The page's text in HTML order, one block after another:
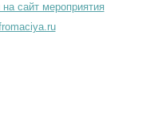
на сайт мероприятия